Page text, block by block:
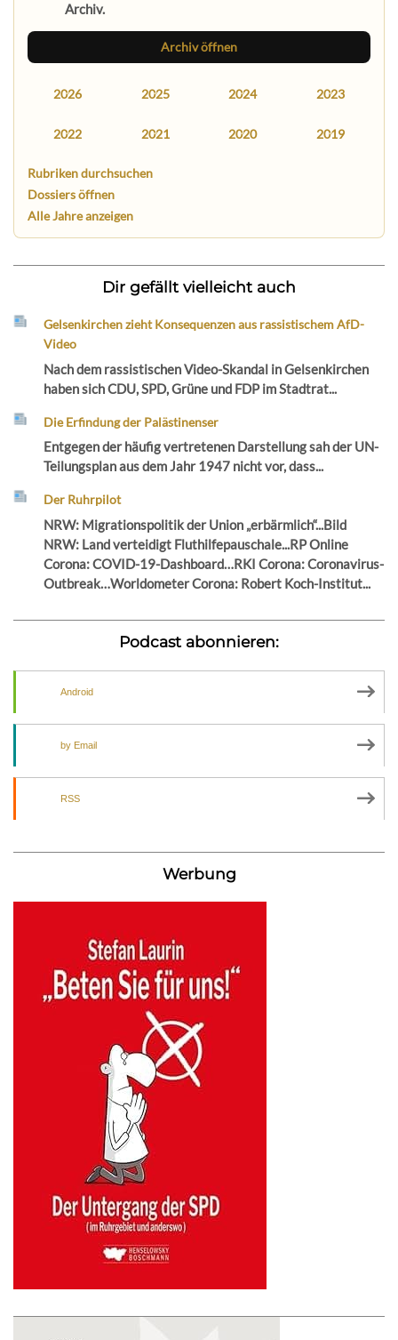
Archiv.
Archiv öffnen
2026 2025 2024 2023
2022 2021 2020 2019
Rubriken durchsuchen
Dossiers öffnen
Alle Jahre anzeigen
Dir gefällt vielleicht auch
Gelsenkirchen zieht Konsequenzen aus rassistischem AfD-
Video
Nach dem rassistischen Video-Skandal in Gelsenkirchen
haben sich CDU, SPD, Grüne und FDP im Stadtrat...
Die Erfindung der Palästinenser
Entgegen der häufig vertretenen Darstellung sah der UN-
Teilungsplan aus dem Jahr 1947 nicht vor, dass...
Der Ruhrpilot
NRW: Migrationspolitik der Union „erbärmlich“...Bild
NRW: Land verteidigt Fluthilfepauschale...RP Online
Corona: COVID-19-Dashboard…RKI Corona: Coronavirus-
Outbreak…Worldometer Corona: Robert Koch-Institut...
Podcast abonnieren:
Android
by Email
RSS
Werbung